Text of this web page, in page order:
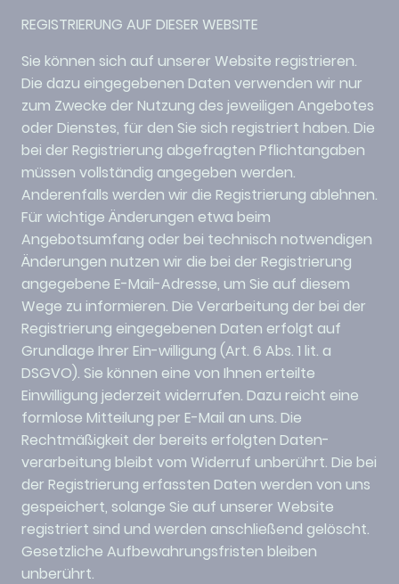
REGISTRIERUNG AUF DIESER WEBSITE
Sie können sich auf unserer Website registrieren.
Die dazu eingegebenen Daten verwenden wir nur
zum Zwecke der Nutzung des jeweiligen Angebotes
oder Dienstes, für den Sie sich registriert haben. Die
bei der Registrierung abgefragten Pflichtangaben
müssen vollständig angegeben werden.
Anderenfalls werden wir die Registrierung ablehnen.
Für wichtige Änderungen etwa beim
Angebotsumfang oder bei technisch notwendigen
Änderungen nutzen wir die bei der Registrierung
angegebene E-Mail-Adresse, um Sie auf diesem
Wege zu informieren. Die Verarbeitung der bei der
Registrierung eingegebenen Daten erfolgt auf
Grundlage Ihrer Ein-willigung (Art. 6 Abs. 1 lit. a
DSGVO). Sie können eine von Ihnen erteilte
Einwilligung jederzeit widerrufen. Dazu reicht eine
formlose Mitteilung per E-Mail an uns. Die
Rechtmäßigkeit der bereits erfolgten Daten-
verarbeitung bleibt vom Widerruf unberührt. Die bei
der Registrierung erfassten Daten werden von uns
gespeichert, solange Sie auf unserer Website
registriert sind und werden anschließend gelöscht.
Gesetzliche Aufbewahrungsfristen bleiben
unberührt.